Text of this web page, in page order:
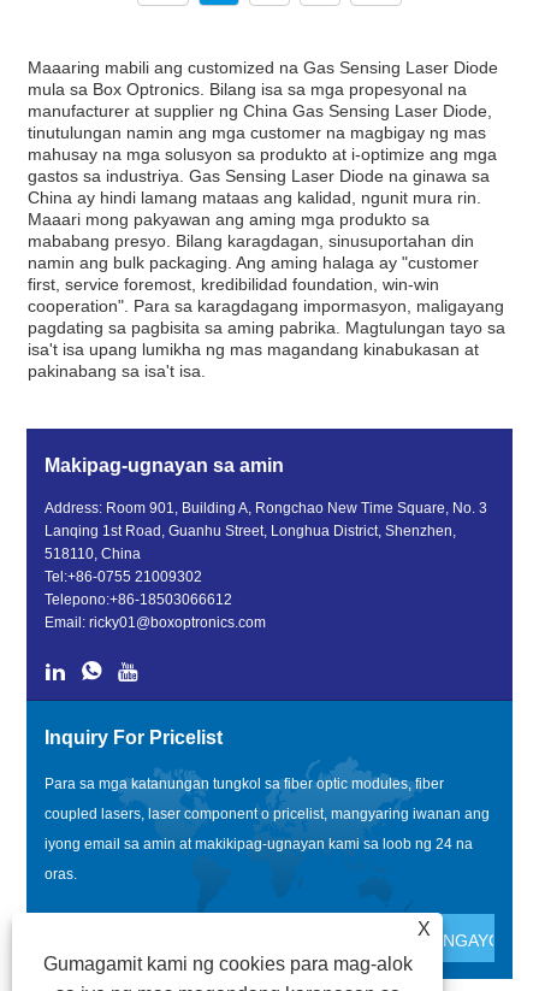
Maaaring mabili ang customized na Gas Sensing Laser Diode
mula sa Box Optronics. Bilang isa sa mga propesyonal na
manufacturer at supplier ng China Gas Sensing Laser Diode,
tinutulungan namin ang mga customer na magbigay ng mas
mahusay na mga solusyon sa produkto at i-optimize ang mga
gastos sa industriya. Gas Sensing Laser Diode na ginawa sa
China ay hindi lamang mataas ang kalidad, ngunit mura rin.
Maaari mong pakyawan ang aming mga produkto sa
mababang presyo. Bilang karagdagan, sinusuportahan din
namin ang bulk packaging. Ang aming halaga ay "customer
first, service foremost, kredibilidad foundation, win-win
cooperation". Para sa karagdagang impormasyon, maligayang
pagdating sa pagbisita sa aming pabrika. Magtulungan tayo sa
isa't isa upang lumikha ng mas magandang kinabukasan at
pakinabang sa isa't isa.
Makipag-ugnayan sa amin
Address: Room 901, Building A, Rongchao New Time Square, No. 3
Lanqing 1st Road, Guanhu Street, Longhua District, Shenzhen,
518110, China
Tel:+86-0755 21009302
Telepono:+86-18503066612
Email:ricky01@boxoptronics.com
Inquiry For Pricelist
Para sa mga katanungan tungkol sa fiber optic modules, fiber
coupled lasers, laser component o pricelist, mangyaring iwanan ang
iyong email sa amin at makikipag-ugnayan kami sa loob ng 24 na
oras.
X
Gumagamit kami ng cookies para mag-alok